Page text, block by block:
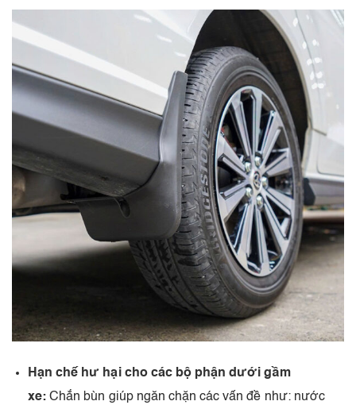
Hạn chế hư hại cho các bộ phận dưới gầm
xe:Chắn bùn giúp ngăn chặn các vấn đề như: nước